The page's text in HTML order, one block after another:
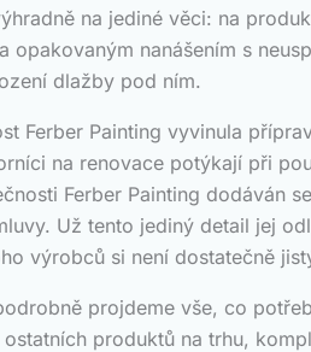
na jediné věci: na
opakovaným nanášením s
dlažby pod ním.
Ferber Painting vyvinula
na renovace potýkají při
Ferber Painting dodáván
Už tento jediný detail jej
výrobců si není dostatečně
projdeme vše, co
produktů na trhu,